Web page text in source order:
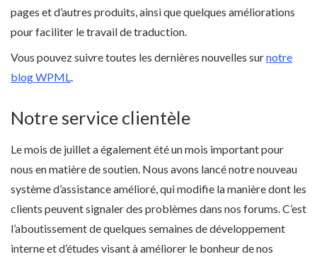
pages et d’autres produits, ainsi que quelques améliorations
pour faciliter le travail de traduction.
Vous pouvez suivre toutes les dernières nouvelles surnotre
blog WPML.
Notre service clientèle
Le mois de juillet a également été un mois important pour
nous en matière de soutien. Nous avons lancé notre nouveau
système d’assistance amélioré, qui modifie la manière dont les
clients peuvent signaler des problèmes dans nos forums. C’est
l’aboutissement de quelques semaines de développement
interne et d’études visant à améliorer le bonheur de nos